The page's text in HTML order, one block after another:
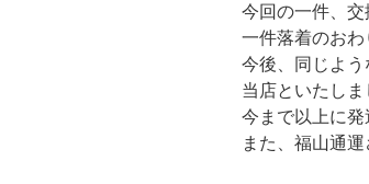
今回の一件、交
一件落着のおわ
今後、同じよう
当店といたしま
今まで以上に発
また、福山通